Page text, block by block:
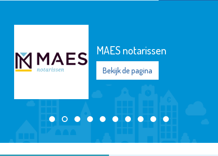
MAES notarissen
Bekijk de pagina